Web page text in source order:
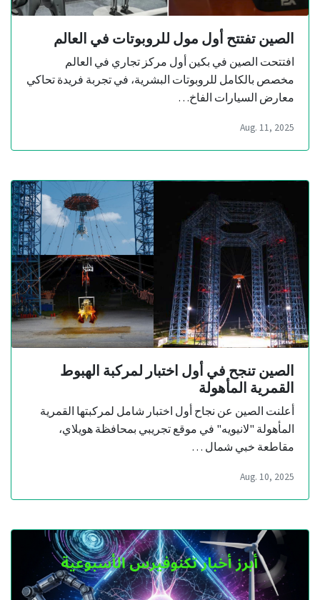
الصين تفتتح أول مول للروبوتات في العالم
افتتحت الصين في بكين أول مركز تجاري في العالم
مخصص بالكامل للروبوتات البشرية، في تجربة فريدة تحاكي
معارض السيارات الفاخ…
Aug. 11, 2025
الصين تنجح في أول اختبار لمركبة الهبوط
القمرية المأهولة
أعلنت الصين عن نجاح أول اختبار شامل لمركبتها القمرية
المأهولة "لانيويه" في موقع تجريبي بمحافظة هويلاي،
مقاطعة خبي شمال …
Aug. 10, 2025